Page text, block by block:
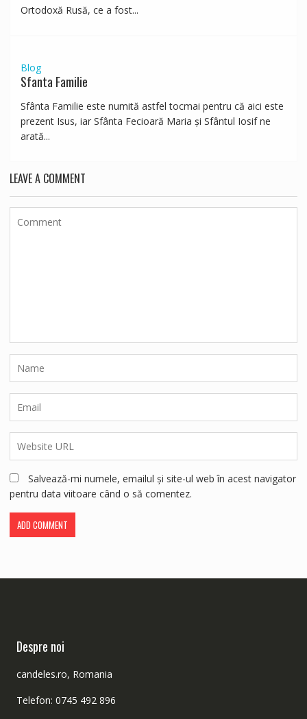
Ortodoxă Rusă, ce a fost...
Blog
Sfanta Familie
Sfânta Familie este numită astfel tocmai pentru că aici este
prezent Isus, iar Sfânta Fecioară Maria și Sfântul Iosif ne
arată...
LEAVE A COMMENT
Salvează-mi numele, emailul și site-ul web în acest navigator
pentru data viitoare când o să comentez.
Despre noi
candeles.ro, Romania
Telefon: 0745 492 896